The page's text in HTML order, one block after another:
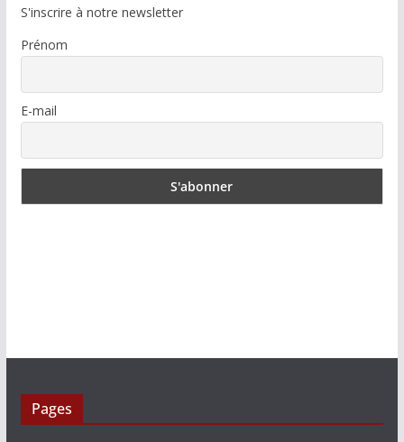
S'inscrire à notre newsletter
Prénom
E-mail
Pages